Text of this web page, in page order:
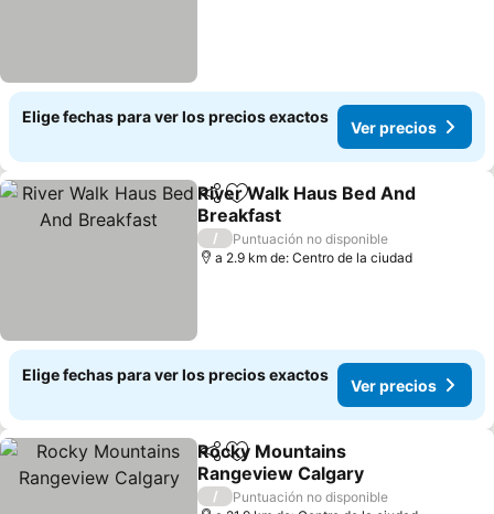
Elige fechas para ver los precios exactos
Ver precios
CompartirAgregar a favoritos
River Walk Haus Bed And
Breakfast
Ver precios
/
Puntuación no disponible
a 2.9 km de: Centro de la ciudad
Elige fechas para ver los precios exactos
Ver precios
CompartirAgregar a favoritos
Rocky Mountains
Rangeview Calgary
Ver precios
/
Puntuación no disponible